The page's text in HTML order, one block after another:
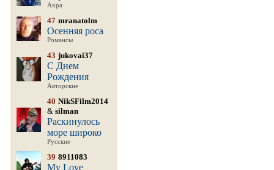
Ахра
47 mranatolm
Осенняя роса
Романсы
43 jukovai37
С Днем
Рождения
Авторские
40 NikSFilm2014
& silman
Раскинулось
море широко
Русские
39 8911083
My Love